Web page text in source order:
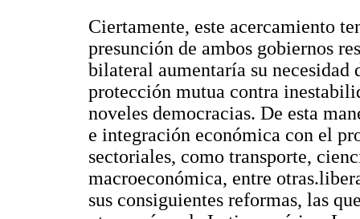
Ciertamente, este acercamiento
presunción de ambos gobiernos
bilateral aumentaría su necesidad
protección mutua contra
noveles democracias. De esta
e integración económica con el
sectoriales, como transporte,
macroeconómica, entre
sus consiguientes reformas, las